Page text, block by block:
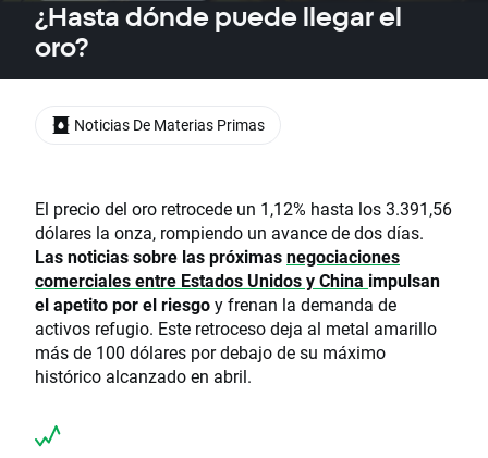
¿Hasta dónde puede llegar el
oro?
El precio del oro retrocede un 1,12% hasta los 3.391,56
dólares la onza, rompiendo un avance de dos días.
Las noticias sobre las próximasnegociaciones
comerciales entre Estados Unidos y China impulsan
el apetito por el riesgoy frenan la demanda de
activos refugio. Este retroceso deja al metal amarillo
más de 100 dólares por debajo de su máximo
histórico alcanzado en abril.
Noticias De Materias Primas